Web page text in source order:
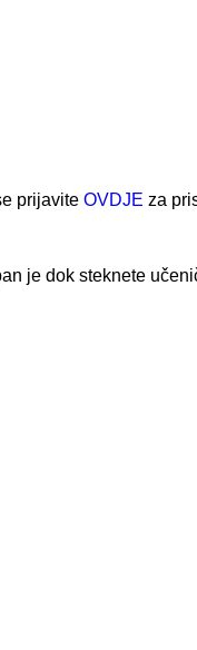
prijavite OVDJE za
je dok steknete